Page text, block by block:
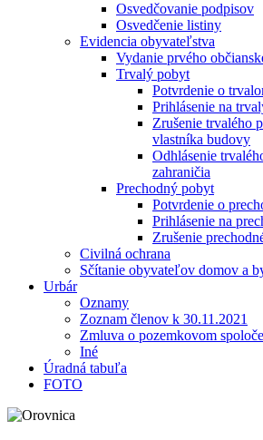
Osvedčovanie podpisov
Osvedčenie listiny
Evidencia obyvateľstva
Vydanie prvého
Trvalý pobyt
Potvrdenie o
Prihlásenie na
Zrušenie trvalého
vlastníka budovy
Odhlásenie
zahraničia
Prechodný pobyt
Potvrdenie o
Prihlásenie na
Zrušenie
Civilná ochrana
Sčítanie obyvateľov domov a
Urbár
Oznamy
Zoznam členov k 30.11.2021
Zmluva o pozemkovom
Iné
Úradná tabuľa
FOTO